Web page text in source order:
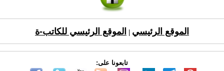
الموقع الرئيسي الموقع الرئيسي للكاتب-ة
تابعونا على: